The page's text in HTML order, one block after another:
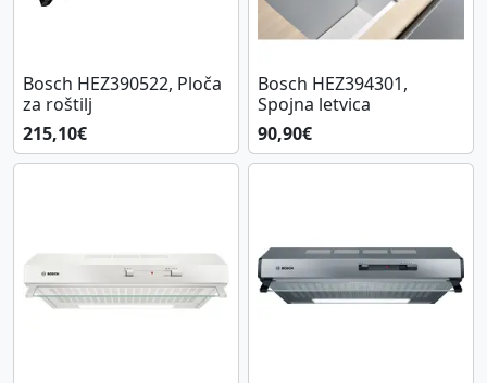
Bosch HEZ390522, Ploča
za roštilj
215,10€
Bosch HEZ394301,
Spojna letvica
90,90€